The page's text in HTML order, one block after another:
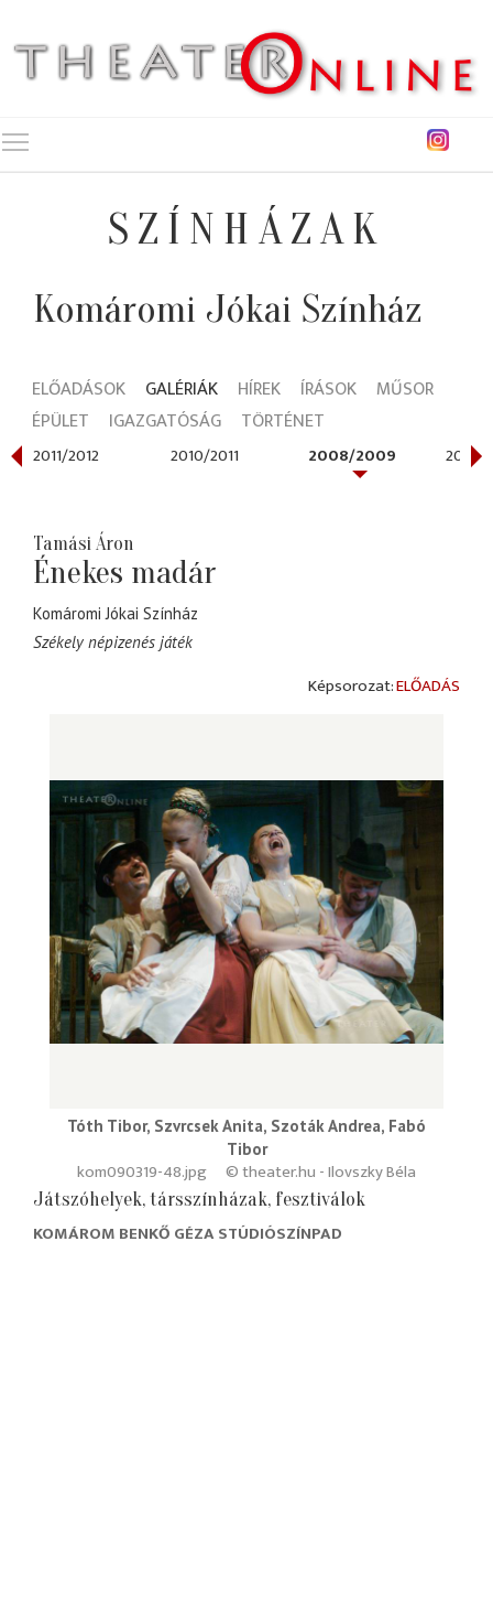
SZÍNHÁZAK
Komáromi Jókai Színház
ELŐADÁSOK GALÉRIÁK HÍREK ÍRÁSOK
MŰSOR
ÉPÜLET
IGAZGATÓSÁG TÖRTÉNET
2011/2012 2010/2011 2008/2009 2007/
Tamási Áron
Énekes madár
Komáromi Jókai Színház
Székely népizenés játék
ELŐADÁS
Tóth Tibor, Szvrcsek Anita, Szoták Andrea, Fabó
Tibor
© theater.hu - Ilovszky Béla
kom090319-48.jpg
Játszóhelyek, társszínházak, fesztiválok
KOMÁROM BENKŐ GÉZA STÚDIÓSZÍNPAD